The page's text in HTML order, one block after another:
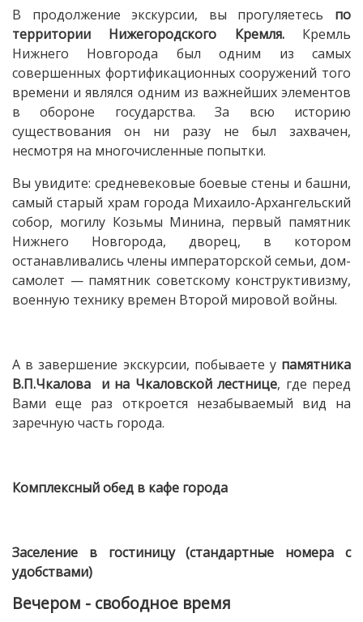
В продолжение экскурсии, вы прогуляетесь по
территории Нижегородского Кремля.Кремль
Нижнего Новгорода был одним из самых
совершенных фортификационных сооружений того
времени и являлся одним из важнейших элементов
в обороне государства. За всю историю
существования он ни разу не был захвачен,
несмотря на многочисленные попытки.
Вы увидите: средневековые боевые стены и башни,
самый старый храм города Михаило-Архангельский
собор, могилу Козьмы Минина, первый памятник
Нижнего Новгорода, дворец, в котором
останавливались члены императорской семьи, дом-
самолет — памятник советскому конструктивизму,
военную технику времен Второй мировой войны.
А в завершение экскурсии, побываете у памятника
В.П.Чкалова и на Чкаловской лестнице, где перед
Вами еще раз откроется незабываемый вид на
заречную часть города.
Комплексный обед в кафе города
Заселение в гостиницу (стандартные номера с
удобствами)
Вечером - свободное время